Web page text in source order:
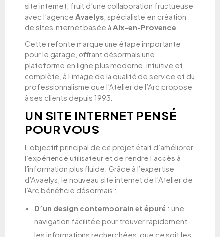
site internet, fruit d’une collaboration fructueuse
avec l’agence Avaelys , spécialiste en création
de sites internet basée à Aix-en-Provence
Cette refonte marque une étape importante
pour le garage, offrant désormais une
plateforme en ligne plus moderne, intuitive et
complète, à l’image de la qualité de service et du
professionnalisme que l’Atelier de l’Arc propose
à ses clients depuis 1993.
UN SITE INTERNET PENSÉ
POUR VOUS
L’objectif principal de ce projet était d’améliorer
l’expérience utilisateur et de rendre l’accès à
l’information plus fluide. Grâce à l’expertise
d’Avaelys, le nouveau site internet de l’Atelier de
l’Arc bénéficie désormais :
D’un design contemporain et épuré : une
navigation facilitée pour trouver rapidement
les informations recherchées, que ce soit les